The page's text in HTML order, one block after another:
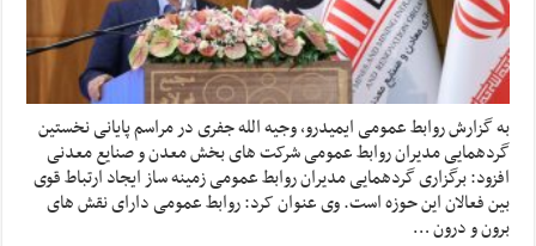
به گزارش روابط عمومی ایمیدرو، وجیه الله جفری در مراسم پایانی نخستین
گردهمایی مدیران روابط عمومی شرکت های بخش معدن و صنایع معدنی
افزود: برگزاری گردهمایی مدیران روابط عمومی زمینه ساز ایجاد ارتباط قوی
بین فعالان این حوزه است. وی عنوان کرد: روابط عمومی دارای نقش های
برون و درون …